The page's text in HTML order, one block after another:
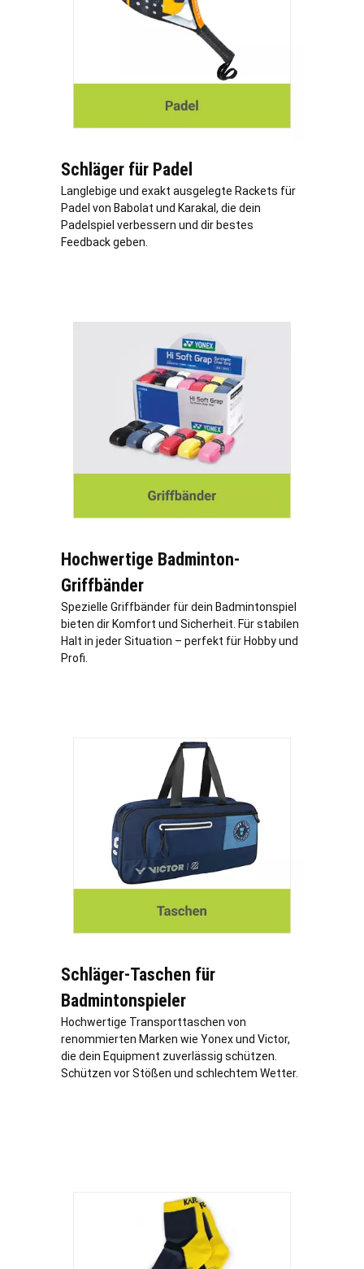
Schläger für Padel
Langlebige und exakt ausgelegte Rackets für
Padel von Babolat und Karakal, die dein
Padelspiel verbessern und dir bestes
Feedback geben.
Hochwertige Badminton-
Griffbänder
Spezielle Griffbänder für dein Badmintonspiel
bieten dir Komfort und Sicherheit. Für stabilen
Halt in jeder Situation – perfekt für Hobby und
Profi.
Schläger-Taschen für
Badmintonspieler
Hochwertige Transporttaschen von
renommierten Marken wie Yonex und Victor,
die dein Equipment zuverlässig schützen.
Schützen vor Stößen und schlechtem Wetter.